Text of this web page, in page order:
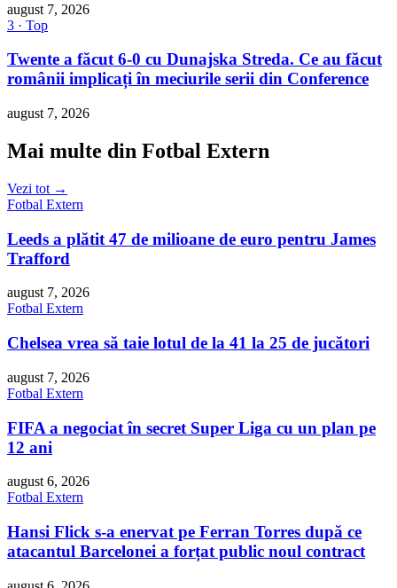
august 7, 2026
3 · Top
Twente a făcut 6-0 cu Dunajska Streda. Ce au făcut
românii implicați în meciurile serii din Conference
august 7, 2026
Mai multe din Fotbal Extern
Vezi tot →
Fotbal Extern
Leeds a plătit 47 de milioane de euro pentru James
Trafford
august 7, 2026
Fotbal Extern
Chelsea vrea să taie lotul de la 41 la 25 de jucători
august 7, 2026
Fotbal Extern
FIFA a negociat în secret Super Liga cu un plan pe
12 ani
august 6, 2026
Fotbal Extern
Hansi Flick s-a enervat pe Ferran Torres după ce
atacantul Barcelonei a forțat public noul contract